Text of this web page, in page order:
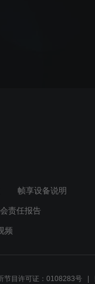
帧享设备说明
责任报告
频
节目许可证：0108283号